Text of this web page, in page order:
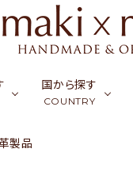
国から探す
COUNTRY
製品